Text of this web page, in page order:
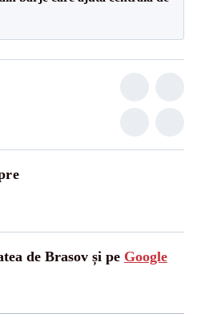
de Brasov și pe Google